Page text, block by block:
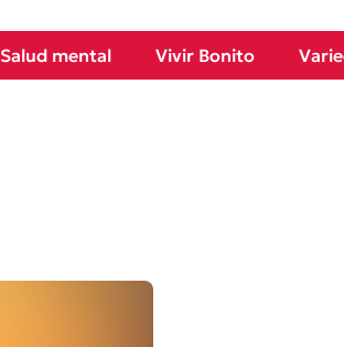
Salud mental Vivir Bonito